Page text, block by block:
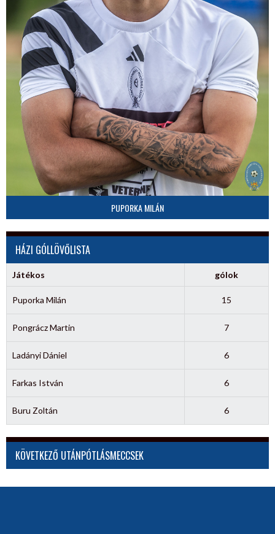
PUPORKA MILÁN
HÁZI GÓLLÖVŐLISTA
Játékos gólok
Puporka Milán 15
Pongrácz Martin 7
Ladányi Dániel 6
Farkas István 6
Buru Zoltán 6
KÖVETKEZŐ UTÁNPÓTLÁSMECCSEK